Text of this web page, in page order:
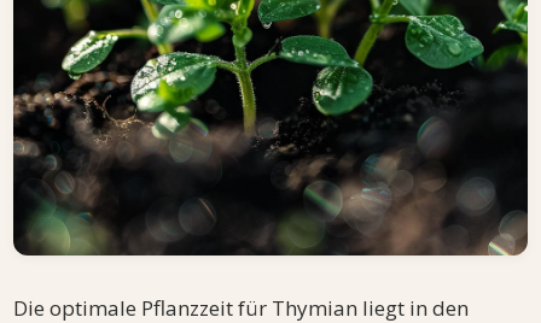
Die optimale Pflanzzeit für Thymian liegt in den